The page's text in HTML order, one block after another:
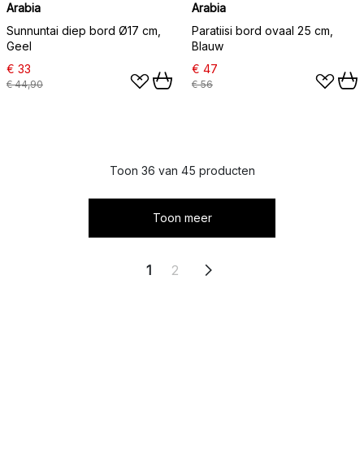
Arabia
Sunnuntai diep bord Ø17 cm,
Geel
€ 33
€ 44,90
Arabia
Paratiisi bord ovaal 25 cm,
Blauw
€ 47
€ 56
Toon 36 van 45 producten
Toon meer
1 2